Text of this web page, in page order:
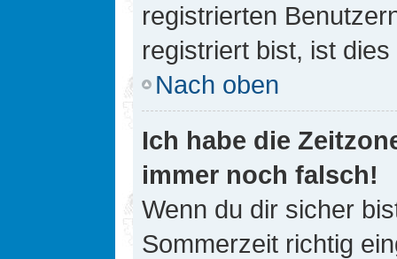
registrierten
registriert bist, ist
Nach oben
Ich habe die
immer noch falsch!
Wenn du dir sicher
Sommerzeit richtig